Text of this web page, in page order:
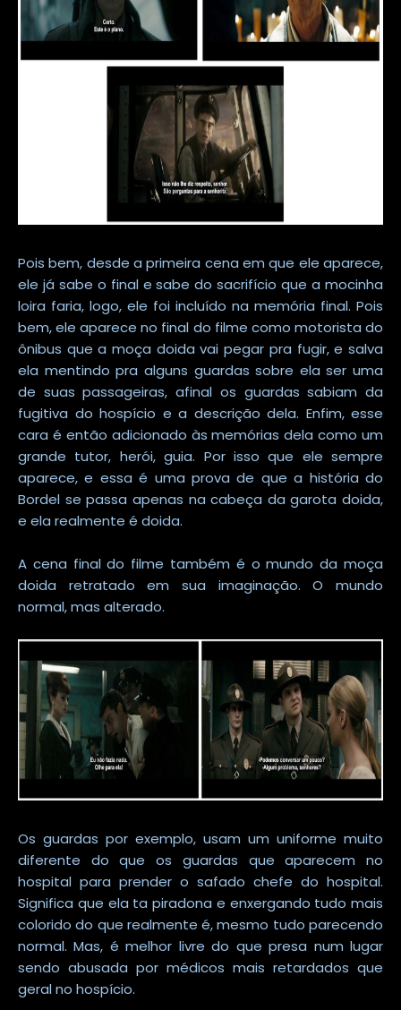
Pois bem, desde a primeira cena em que ele aparece,
ele já sabe o final e sabe do sacrifício que a mocinha
loira faria, logo, ele foi incluído na memória final. Pois
bem, ele aparece no final do filme como motorista do
ônibus que a moça doida vai pegar pra fugir, e salva
ela mentindo pra alguns guardas sobre ela ser uma
de suas passageiras, afinal os guardas sabiam da
fugitiva do hospício e a descrição dela. Enfim, esse
cara é então adicionado às memórias dela como um
grande tutor, herói, guia. Por isso que ele sempre
aparece, e essa é uma prova de que a história do
Bordel se passa apenas na cabeça da garota doida,
e ela realmente é doida.
A cena final do filme também é o mundo da moça
doida retratado em sua imaginação. O mundo
normal, mas alterado.
Os guardas por exemplo, usam um uniforme muito
diferente do que os guardas que aparecem no
hospital para prender o safado chefe do hospital.
Significa que ela ta piradona e enxergando tudo mais
colorido do que realmente é, mesmo tudo parecendo
normal. Mas, é melhor livre do que presa num lugar
sendo abusada por médicos mais retardados que
geral no hospício.